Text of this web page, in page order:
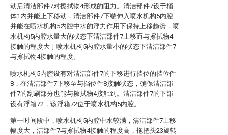
动后清洁部件7对擦拭物4形成的阻力。清洁部件7设于桶
体1内并能上下移动，清洁部件7下端伸入喷水机构5内腔
并能在喷水机构5内腔中水的浮力作用下保持上移趋势，喷
水机构5内腔水量大的状态下清洁部件7上移而与擦拭物4
接触的程度大于喷水机构5内腔水量小的状态下清洁部件7
与擦拭物4接触的程度。
喷水机构5内腔设有对清洁部件7的下移进行挡位的挡位件
8，在清洁部件7下移至与挡位件8接触状态，确保清洁部
件7的刮刷部分也能与擦拭物4接触到。清洁部件7的下部
设有浮箱72，该浮箱72位于喷水机构5内腔。
第一时间段中，喷水机构5内腔中水较满，清洁部件7上移
幅度大，洁部件7与擦拭物4接触的程度高，拖把头23旋转